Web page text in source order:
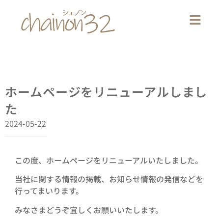
ホームページをリニューアルしまし
た
2024-05-22
この度、ホームページをリニューアルいたしました。
当社に関する情報の掲載、お知らせ情報の発信などを
行ってまいります。
みなさまどうぞ宜しくお願いいたします。